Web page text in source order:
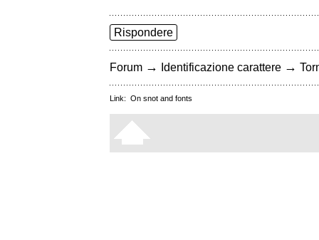
Rispondere
Forum → Identificazione carattere →
Link: On snot and fonts